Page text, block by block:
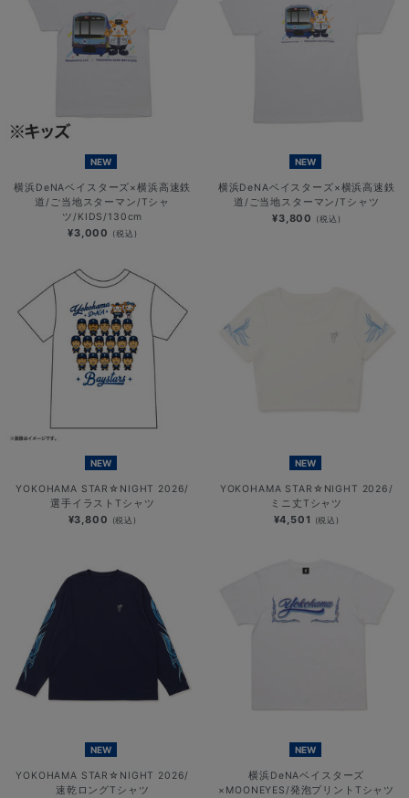
NEW
横浜DeNAベイスターズ×横浜高速鉄
道/ご当地スターマン/Tシャ
ツ/KIDS/130cm
¥3,000 (税込)
NEW
横浜DeNAベイスターズ×横浜高速鉄
道/ご当地スターマン/Tシャツ
¥3,800 (税込)
NEW
YOKOHAMA STAR☆NIGHT 2026/
選手イラストTシャツ
¥3,800 (税込)
NEW
YOKOHAMA STAR☆NIGHT 2026/
ミニ丈Tシャツ
¥4,501 (税込)
NEW
YOKOHAMA STAR☆NIGHT 2026/
速乾ロングTシャツ
NEW
横浜DeNAベイスターズ
×MOONEYES/発泡プリントTシャツ